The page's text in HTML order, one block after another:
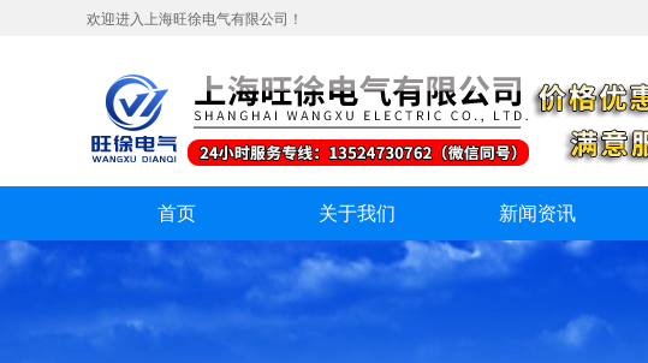
欢迎进入上海旺徐电气有限公司！
首页 关于我们 新闻资讯